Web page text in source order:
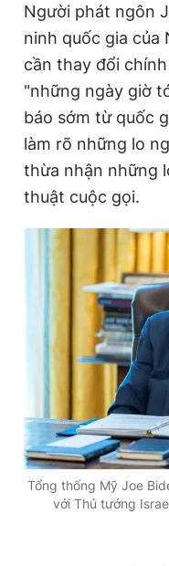
Giấy phép xuất bản số
© 2003-2026 Bản quyền
chép dưới mọi hình thức
bản. Phát triển bởi ePi
r
e
a
t
i
Người phát ngôn
ninh quốc gia của
cần thay đổi
"những ngày giờ
báo sớm từ quốc
làm rõ những lo
thừa nhận những
thuật cuộc gọi.
Tổng thống Mỹ Joe
với Thủ tướng